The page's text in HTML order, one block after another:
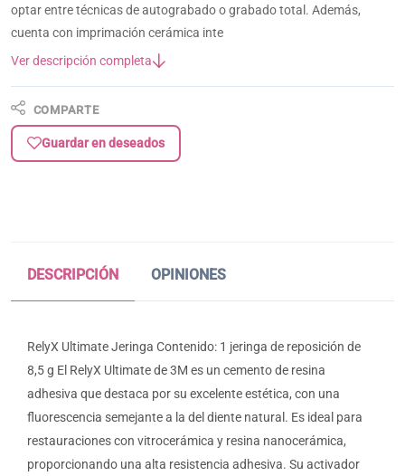
optar entre técnicas de autograbado o grabado total. Además,
cuenta con imprimación cerámica inte
Ver descripción completa
COMPARTE
Guardar en deseados
DESCRIPCIÓN OPINIONES
RelyX Ultimate Jeringa Contenido: 1 jeringa de reposición de
8,5 g El RelyX Ultimate de 3M es un cemento de resina
adhesiva que destaca por su excelente estética, con una
fluorescencia semejante a la del diente natural. Es ideal para
restauraciones con vitrocerámica y resina nanocerámica,
proporcionando una alta resistencia adhesiva. Su activador